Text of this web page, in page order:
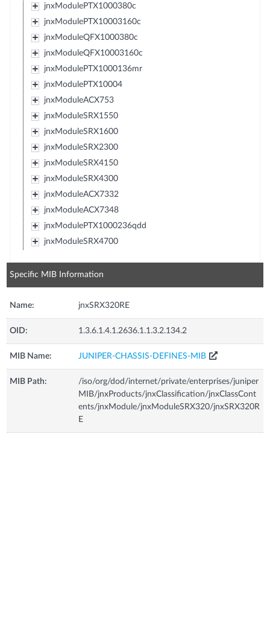
jnxModulePTX1000380c
jnxModulePTX10003160c
jnxModuleQFX1000380c
jnxModuleQFX10003160c
jnxModulePTX1000136mr
jnxModulePTX10004
jnxModuleACX753
jnxModuleSRX1550
jnxModuleSRX1600
jnxModuleSRX2300
jnxModuleSRX4150
jnxModuleSRX4300
jnxModuleACX7332
jnxModuleACX7348
jnxModulePTX1000236qdd
jnxModuleSRX4700
Specific MIB Information
Name: jnxSRX320RE
OID: 1.3.6.1.4.1.2636.1.1.3.2.134.2
MIB Name: JUNIPER-CHASSIS-DEFINES-MIB
MIB Path:
/iso/org/dod/internet/private/enterprises/juniper
MIB/jnxProducts/jnxClassification/jnxClassCont
ents/jnxModule/jnxModuleSRX320/jnxSRX320R
E